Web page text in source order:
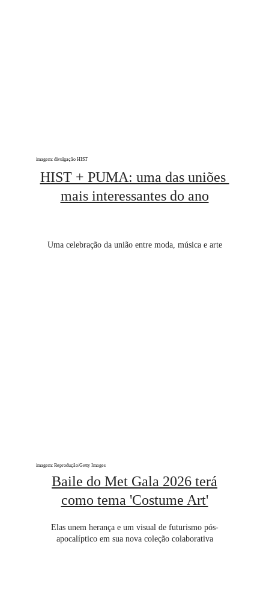
HIST + PUMA: uma das uniões
mais interessantes do ano
Uma celebração da união entre moda, música e arte
imagem: divulgação HIST
Baile do Met Gala 2026 terá
como tema 'Costume Art'
Elas unem herança e um visual de futurismo pós-
apocalíptico em sua nova coleção colaborativa
imagem: Reprodução/Getty Images